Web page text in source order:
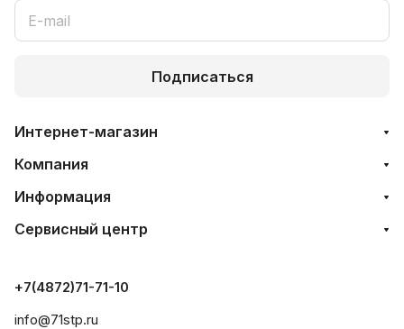
Подписаться
Интернет-магазин
Компания
Информация
Сервисный центр
+7(4872)71-71-10
info@71stp.ru